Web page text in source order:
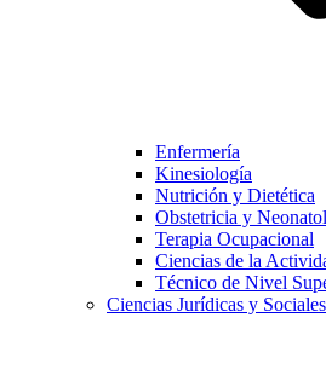
Enfermería
Kinesiología
Nutrición y Dietética
Obstetricia y
Terapia Ocupacional
Ciencias de la
Técnico de Nivel
Ciencias Jurídicas y Sociales